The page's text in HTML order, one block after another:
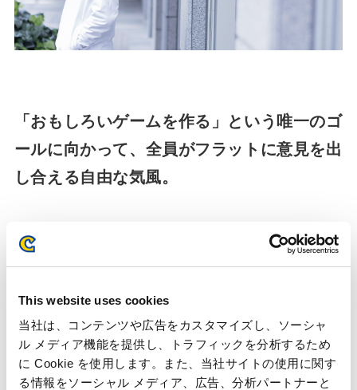
This website uses cookies
当社は、コンテンツや広告をカスタマイズし、ソーシャ
ル メディア機能を提供し、トラフィックを分析するため
に Cookie を使用します。また、当社サイトの使用に関す
る情報をソーシャル メディア、広告、分析パートナーと
「おもしろいゲームを作る」という唯一のゴ
ールに向かって、 全員がフラットに意見を出
し合える自由な気風。
入社するまでは、カプコンという会社に対して「堅い会社」と
織が大きい分だけ何か物事を進めていく上でいろいろなところ
に確認を取ったり稟議を上げたりという、堅苦しい手続きがた
くさんある、そんなイメージでした。ところが実際に入社して
みると、そんなイメージとは全く違いました。カプコンは、お